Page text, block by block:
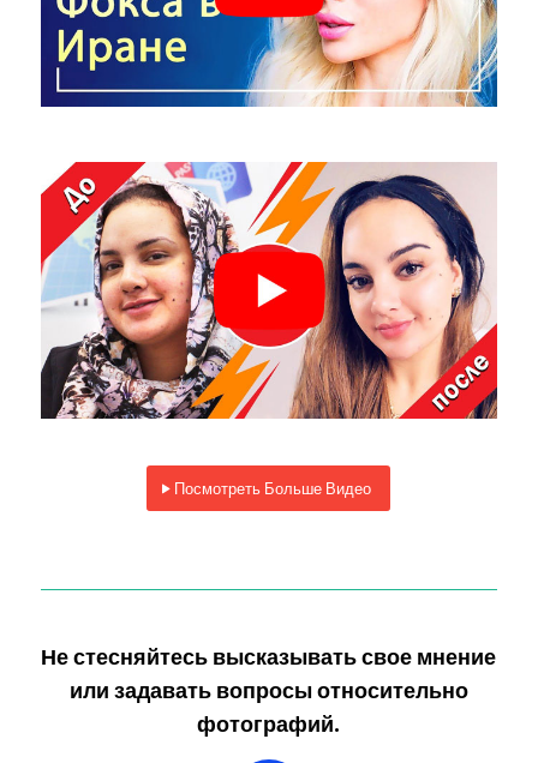
Посмотреть Больше Видео
Не стесняйтесь высказывать свое мнение
или задавать вопросы относительно
фотографий.